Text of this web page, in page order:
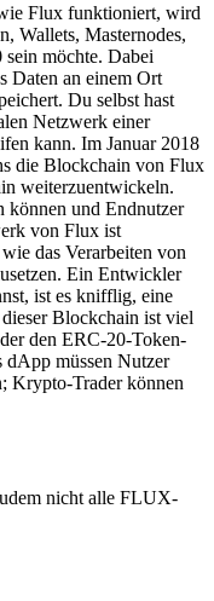
Flux funktioniert, wird
Wallets, Masternodes,
möchte. Dabei
Daten an einem Ort
Du selbst hast
Netzwerk einer
kann. Im Januar 2018
die Blockchain von Flux
weiterzuentwickeln.
können und Endnutzer
von Flux ist
das Verarbeiten von
Ein Entwickler
ist es knifflig, eine
Blockchain ist viel
den ERC-20-Token-
dApp müssen Nutzer
Krypto-Trader können
nicht alle FLUX-